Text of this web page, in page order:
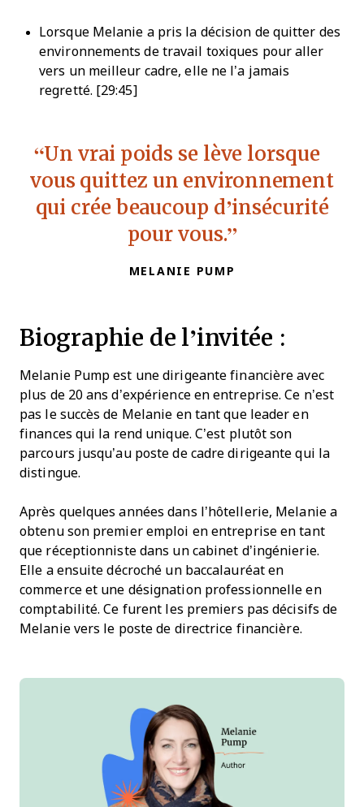
Lorsque Melanie a pris la décision de quitter des
environnements de travail toxiques pour aller
vers un meilleur cadre, elle ne l’a jamais
regretté. [29:45]
Un vrai poids se lève lorsque
vous quittez un environnement
qui crée beaucoup d’insécurité
pour vous.
MELANIE PUMP
Biographie de l’invitée :
Melanie Pump est une dirigeante financière avec
plus de 20 ans d’expérience en entreprise. Ce n’est
pas le succès de Melanie en tant que leader en
finances qui la rend unique. C’est plutôt son
parcours jusqu’au poste de cadre dirigeante qui la
distingue.
Après quelques années dans l’hôtellerie, Melanie a
obtenu son premier emploi en entreprise en tant
que réceptionniste dans un cabinet d’ingénierie.
Elle a ensuite décroché un baccalauréat en
commerce et une désignation professionnelle en
comptabilité. Ce furent les premiers pas décisifs de
Melanie vers le poste de directrice financière.